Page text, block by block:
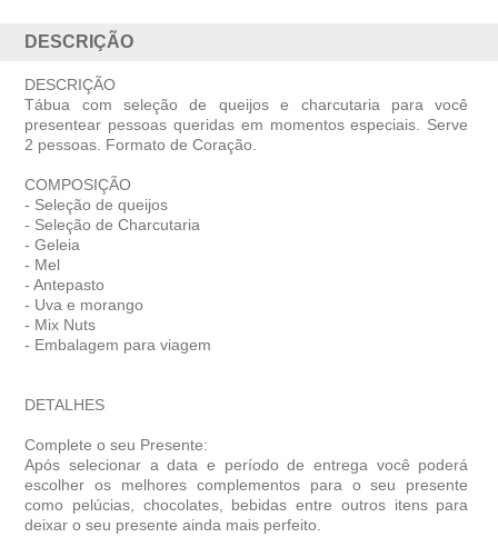
DESCRIÇÃO
DESCRIÇÃO
Tábua com seleção de queijos e charcutaria para você
presentear pessoas queridas em momentos especiais. Serve
2 pessoas. Formato de Coração.
COMPOSIÇÃO
- Seleção de queijos
- Seleção de Charcutaria
- Geleia
- Mel
- Antepasto
- Uva e morango
- Mix Nuts
- Embalagem para viagem
DETALHES
Complete o seu Presente:
Após selecionar a data e período de entrega você poder
escolher os melhores complementos para o seu presente
como pelúcias, chocolates, bebidas entre outros itens para
deixar o seu presente ainda mais perfeito.